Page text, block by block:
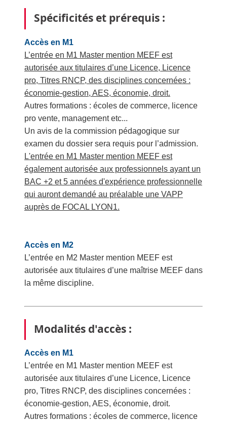
Spécificités et prérequis :
Accès en M1
L’entrée en M1 Master mention MEEF est
autorisée aux titulaires d’une Licence, Licence
pro, Titres RNCP, des disciplines concernées :
économie-gestion, AES, économie, droit.
Autres formations : écoles de commerce, licence
pro vente, management etc...
Un avis de la commission pédagogique sur
examen du dossier sera requis pour l’admission.
L'entrée en M1 Master mention MEEF est
également autorisée aux professionnels ayant un
BAC +2 et 5 années d'expérience professionnelle
qui auront demandé au préalable une VAPP
auprès de FOCAL LYON1.
Accès en M2
L’entrée en M2 Master mention MEEF est
autorisée aux titulaires d’une maîtrise MEEF dans
la même discipline.
Modalités d'accès :
Accès en M1
L’entrée en M1 Master mention MEEF est
autorisée aux titulaires d’une Licence, Licence
pro, Titres RNCP, des disciplines concernées :
économie-gestion, AES, économie, droit.
Autres formations : écoles de commerce, licence